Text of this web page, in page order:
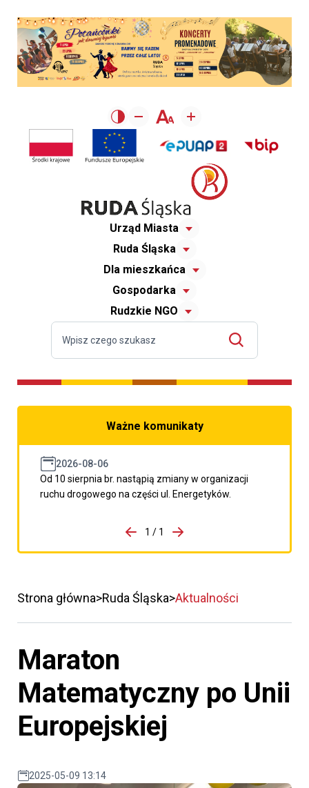
Urząd Miasta
Ruda Śląska
Dla mieszkańca
Gospodarka
Rudzkie NGO
Ważne komunikaty
2026-08-06
Od 10 sierpnia br. nastąpią zmiany w organizacji
ruchu drogowego na części ul. Energetyków.
porzpedniego komunikatu
1 / 1
Przejdź do następnego
Strona główna Ruda Śląska Aktualności
Maraton
Matematyczny po Unii
Europejskiej
2025-05-09 13:14